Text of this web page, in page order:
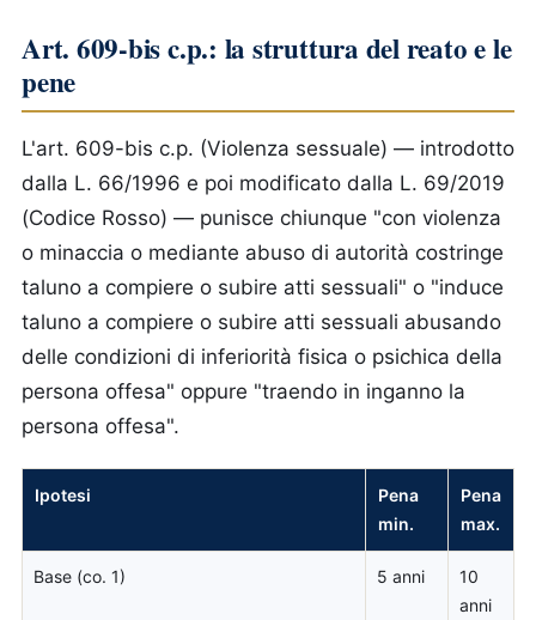
Art. 609-bis c.p.: la struttura del reato e le
pene
L'art. 609-bis c.p. (Violenza sessuale) — introdotto
dalla L. 66/1996 e poi modificato dalla L. 69/2019
(Codice Rosso) — punisce chiunque "con violenza
o minaccia o mediante abuso di autorità costringe
taluno a compiere o subire atti sessuali" o "induce
taluno a compiere o subire atti sessuali abusando
delle condizioni di inferiorità fisica o psichica della
persona offesa" oppure "traendo in inganno la
persona offesa".
Ipotesi
Pena
min.
Pena
max.
Base (co. 1) 5 anni
10
anni